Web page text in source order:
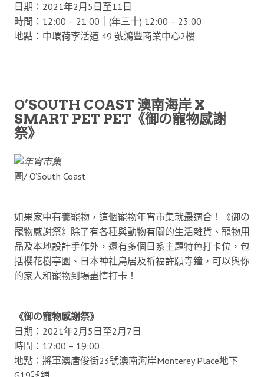
日期：2021年2月5日至11日
時間：12:00 – 21:00｜(年三十) 12:00 – 23:00
地點：中環荷李活道 49 號鴻豐商業中心2樓
O’SOUTH COAST 澳南海岸 X
SMART PET PET《御の寵物感謝
祭》
圖/ O’South Coast
如果家中有養寵物，這個寵物年宵市集就最適合！《御の
寵物感謝祭》除了有各種與動物有關的生活雜貨、寵物用
品及本地設計手作外，還有多個日系主題特色打卡位，包
括櫻花樹亭園、日本神社鳥居及祈福許願寺鐘，可以與你
的家人和寵物到場盡情打卡！
《御の寵物感謝祭》
日期：2021年2月5日至2月7日
時間：12:00 – 19:00
地點：將軍澳唐俊街23號澳南海岸Monterey Place地下